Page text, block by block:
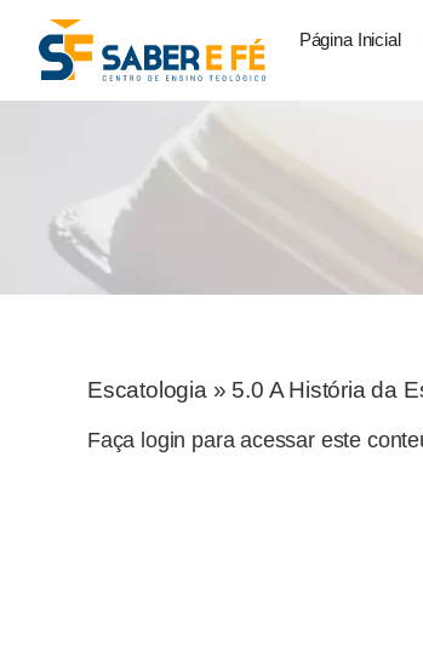
Página Inicial
Escatologia » 5.0 A História da
Faça login para acessar este